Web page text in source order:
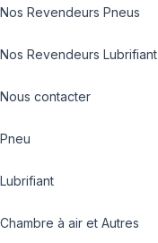
Nos Revendeurs Pneus
Nos Revendeurs Lubrifiant
Nous contacter
Pneu
Lubrifiant
Chambre à air et Autres